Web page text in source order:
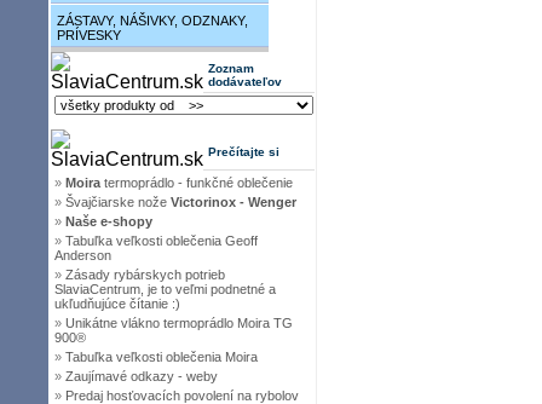
ZÁSTAVY, NÁŠIVKY, ODZNAKY,
PRÍVESKY
Zoznam
dodávateľov
Prečítajte si
» Moira termoprádlo - funkčné oblečenie
» Švajčiarske nože Victorinox - Wenger
» Naše e-shopy
» Tabuľka veľkosti oblečenia Geoff
Anderson
» Zásady rybárskych potrieb
SlaviaCentrum, je to veľmi podnetné a
ukľudňujúce čítanie :)
» Unikátne vlákno termoprádlo Moira TG
900®
» Tabuľka veľkosti oblečenia Moira
» Zaujímavé odkazy - weby
» Predaj hosťovacích povolení na rybolov